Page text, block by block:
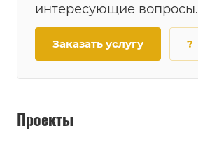
интересующие вопросы.
Заказать услугу ?
Проекты